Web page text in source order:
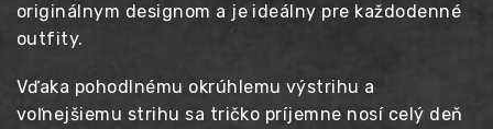
originálnym designom a je ideálny pre každodenné
outfity.
Vďaka pohodlnému okrúhlemu výstrihu a
voľnejšiemu strihu sa tričko príjemne nosí celý deň